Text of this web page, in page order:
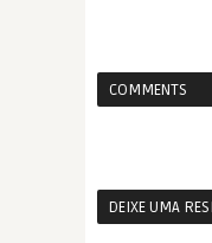
COMMENTS
DEIXE UMA